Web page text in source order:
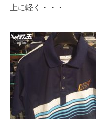
上に軽く・・・